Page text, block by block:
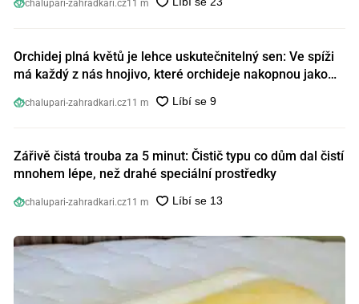
chalupari-zahradkari.cz11 m
Orchidej plná květů je lehce uskutečnitelný sen: Ve spíži
má každý z nás hnojivo, které orchideje nakopnou jako
chalupari-zahradkari.cz11 m
Zářivě čistá trouba za 5 minut: Čistič typu co dům dal čistí
mnohem lépe, než drahé speciální prostředky
chalupari-zahradkari.cz11 m